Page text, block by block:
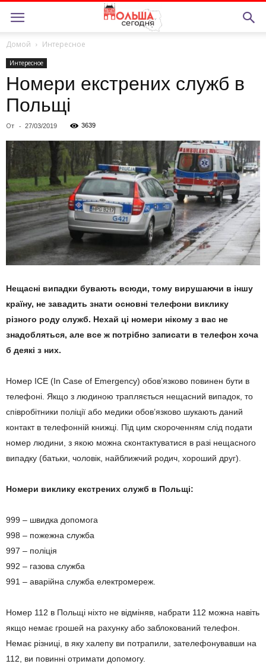
Домой Интересное
Интересное
Номери екстрених служб в
Польщі
От - 27/03/2019 3639
Нещасні випадки бувають всюди, тому вирушаючи в іншу
країну, не завадить знати основні телефони виклику
різного роду служб. Нехай ці номери нікому з вас не
знадобляться, але все ж потрібно записати в телефон хоча
б деякі з них.
Номер ICE (In Case of Emergency) обов’язково повинен бути в
телефоні. Якщо з людиною трапляється нещасний випадок, то
співробітники поліції або медики обов’язково шукають даний
контакт в телефонній книжці. Під цим скороченням слід подати
номер людини, з якою можна сконтактуватися в разі нещасного
випадку (батьки, чоловік, найближчий родич, хороший друг).
Номери виклику екстрених служб в Польщі:
999 – швидка допомога
998 – пожежна служба
997 – поліція
992 – газова служба
991 – аварійна служба електромереж.
Номер 112 в Польщі ніхто не відміняв, набрати 112 можна навіть
якщо немає грошей на рахунку або заблокований телефон.
Немає різниці, в яку халепу ви потрапили, зателефонувавши на
112, ви повинні отримати допомогу.